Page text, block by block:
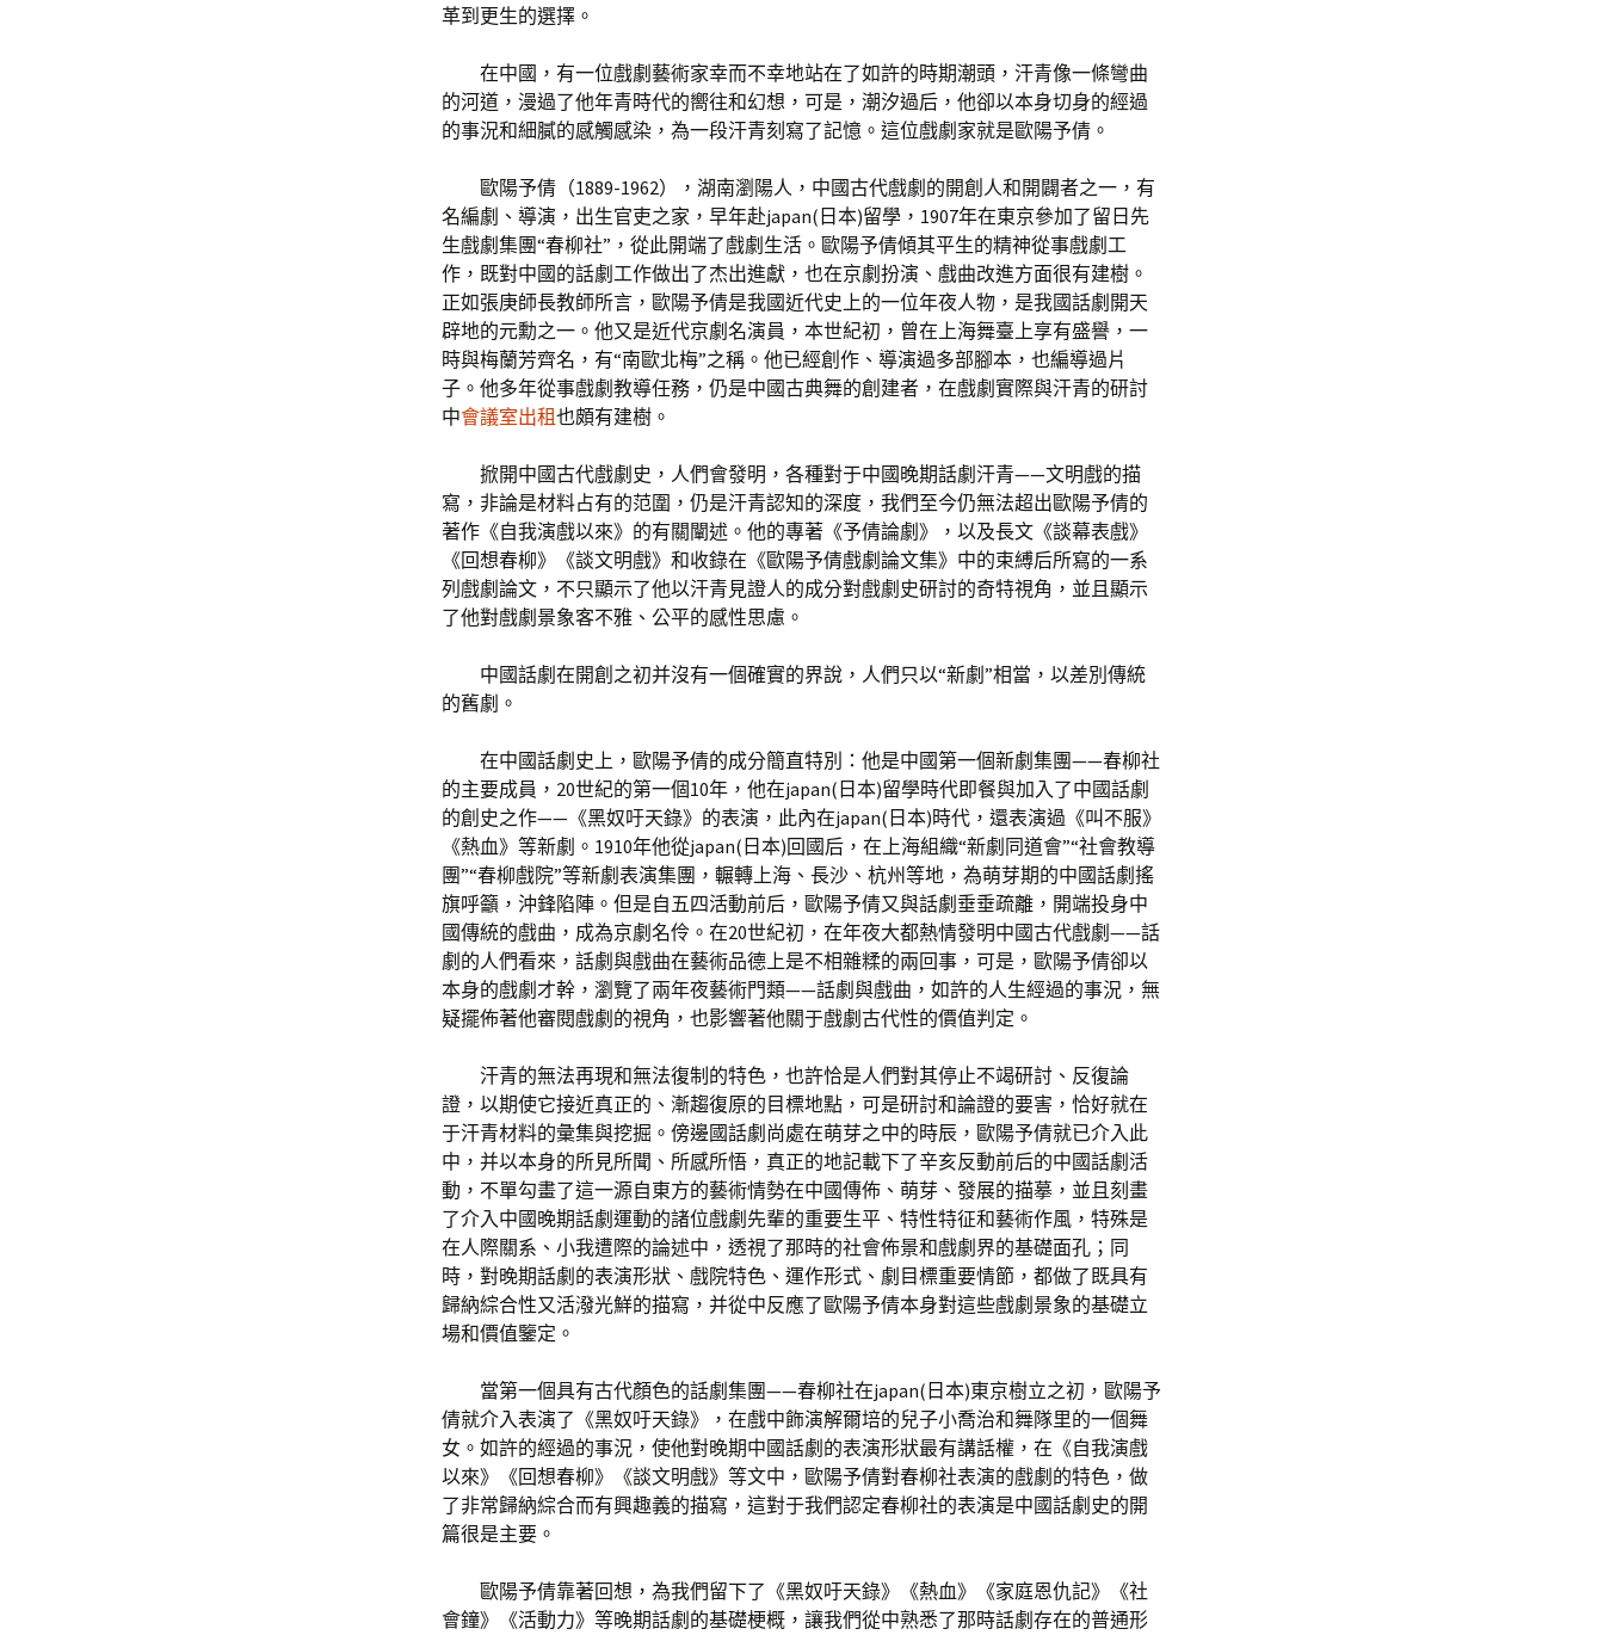
革到更生的選擇。
在中國，有一位戲劇藝術家幸而不幸地站在了如許的時期潮頭，汗青像一條彎曲
的河道，漫過了他年青時代的嚮往和幻想，可是，潮汐過后，他卻以本身切身的經過
的事況和細膩的感觸感染，為一段汗青刻寫了記憶。這位戲劇家就是歐陽予倩。
歐陽予倩（1889-1962），湖南瀏陽人，中國古代戲劇的開創人和開闢者之一，有
名編劇、導演，出生官吏之家，早年赴japan(日本)留學，1907年在東京參加了留日先
生戲劇集團“春柳社”，從此開端了戲劇生活。歐陽予倩傾其平生的精神從事戲劇工
作，既對中國的話劇工作做出了杰出進獻，也在京劇扮演、戲曲改進方面很有建樹。
正如張庚師長教師所言，歐陽予倩是我國近代史上的一位年夜人物，是我國話劇開天
辟地的元勳之一。他又是近代京劇名演員，本世紀初，曾在上海舞臺上享有盛譽，一
時與梅蘭芳齊名，有“南歐北梅”之稱。他已經創作、導演過多部腳本，也編導過片
子。他多年從事戲劇教導任務，仍是中國古典舞的創建者，在戲劇實際與汗青的研討
中會議室出租也頗有建樹。
掀開中國古代戲劇史，人們會發明，各種對于中國晚期話劇汗青——文明戲的描
寫，非論是材料占有的范圍，仍是汗青認知的深度，我們至今仍無法超出歐陽予倩的
著作《自我演戲以來》的有關闡述。他的專著《予倩論劇》，以及長文《談幕表戲》
《回想春柳》《談文明戲》和收錄在《歐陽予倩戲劇論文集》中的束縛后所寫的一系
列戲劇論文，不只顯示了他以汗青見證人的成分對戲劇史研討的奇特視角，並且顯示
了他對戲劇景象客不雅、公平的感性思慮。
中國話劇在開創之初并沒有一個確實的界說，人們只以“新劇”相當，以差別傳統
的舊劇。
在中國話劇史上，歐陽予倩的成分簡直特別：他是中國第一個新劇集團——春柳社
的主要成員，20世紀的第一個10年，他在japan(日本)留學時代即餐與加入了中國話劇
的創史之作——《黑奴吁天錄》的表演，此內在japan(日本)時代，還表演過《叫不服》
《熱血》等新劇。1910年他從japan(日本)回國后，在上海組織“新劇同道會”“社會教導
團”“春柳戲院”等新劇表演集團，輾轉上海、長沙、杭州等地，為萌芽期的中國話劇搖
旗呼籲，沖鋒陷陣。但是自五四活動前后，歐陽予倩又與話劇垂垂疏離，開端投身中
國傳統的戲曲，成為京劇名伶。在20世紀初，在年夜大都熱情發明中國古代戲劇——話
劇的人們看來，話劇與戲曲在藝術品德上是不相雜糅的兩回事，可是，歐陽予倩卻以
本身的戲劇才幹，瀏覽了兩年夜藝術門類——話劇與戲曲，如許的人生經過的事況，無
疑擺佈著他審閱戲劇的視角，也影響著他關于戲劇古代性的價值判定。
汗青的無法再現和無法復制的特色，也許恰是人們對其停止不竭研討、反復論
證，以期使它接近真正的、漸趨復原的目標地點，可是研討和論證的要害，恰好就在
于汗青材料的彙集與挖掘。傍邊國話劇尚處在萌芽之中的時辰，歐陽予倩就已介入此
中，并以本身的所見所聞、所感所悟，真正的地記載下了辛亥反動前后的中國話劇活
動，不單勾畫了這一源自東方的藝術情勢在中國傳佈、萌芽、發展的描摹，並且刻畫
了介入中國晚期話劇運動的諸位戲劇先輩的重要生平、特性特征和藝術作風，特殊是
在人際關系、小我遭際的論述中，透視了那時的社會佈景和戲劇界的基礎面孔；同
時，對晚期話劇的表演形狀、戲院特色、運作形式、劇目標重要情節，都做了既具有
歸納綜合性又活潑光鮮的描寫，并從中反應了歐陽予倩本身對這些戲劇景象的基礎立
場和價值鑒定。
當第一個具有古代顏色的話劇集團——春柳社在japan(日本)東京樹立之初，歐陽予
倩就介入表演了《黑奴吁天錄》，在戲中飾演解爾培的兒子小喬治和舞隊里的一個舞
女。如許的經過的事況，使他對晚期中國話劇的表演形狀最有講話權，在《自我演戲
以來》《回想春柳》《談文明戲》等文中，歐陽予倩對春柳社表演的戲劇的特色，做
了非常歸納綜合而有興趣義的描寫，這對于我們認定春柳社的表演是中國話劇史的開
篇很是主要。
歐陽予倩靠著回想，為我們留下了《黑奴吁天錄》《熱血》《家庭恩仇記》《社
會鐘》《活動力》等晚期話劇的基礎梗概，讓我們從中熟悉了那時話劇存在的普通形